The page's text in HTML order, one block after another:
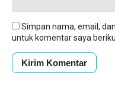
Simpan nama, email,
untuk komentar saya